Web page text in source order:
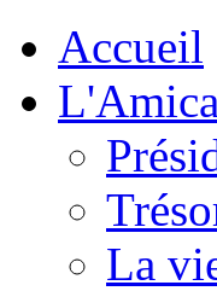
Accueil
La